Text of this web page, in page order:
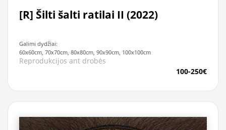
[R] Šilti šalti ratilai II (2022)
Galimi dydžiai:
60x60cm, 70x70cm, 80x80cm, 90x90cm, 100x100cm
Reprodukcijos ant drobės
100-250€